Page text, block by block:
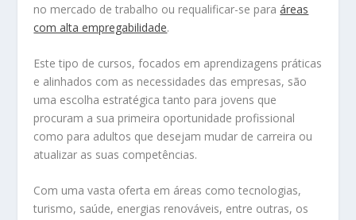
no mercado de trabalho ou requalificar-se paraáreas
com alta empregabilidade.
Este tipo de cursos, focados em aprendizagens práticas
e alinhados com as necessidades das empresas, são
uma escolha estratégica tanto para jovens que
procuram a sua primeira oportunidade profissional
como para adultos que desejam mudar de carreira ou
atualizar as suas competências.
Com uma vasta oferta em áreas como tecnologias,
turismo, saúde, energias renováveis, entre outras, os